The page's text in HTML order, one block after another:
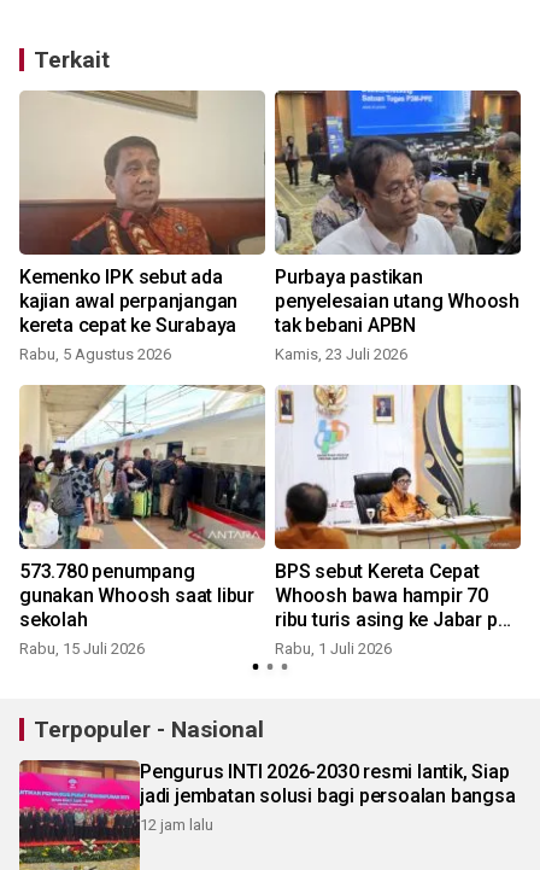
Terkait
Kemenko IPK sebut ada
kajian awal perpanjangan
kereta cepat ke Surabaya
Rabu, 5 Agustus 2026
Purbaya pastikan
penyelesaian utang Whoosh
tak bebani APBN
Kamis, 23 Juli 2026
573.780 penumpang
gunakan Whoosh saat libur
sekolah
Rabu, 15 Juli 2026
BPS sebut Kereta Cepat
Whoosh bawa hampir 70
ribu turis asing ke Jabar per
Mei 2026
Rabu, 1 Juli 2026
Terpopuler - Nasional
Pengurus INTI 2026-2030 resmi lantik, Siap
jadi jembatan solusi bagi persoalan bangsa
12 jam lalu